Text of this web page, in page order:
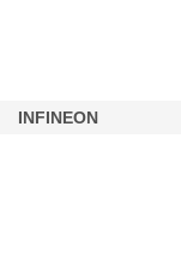
INFINEON